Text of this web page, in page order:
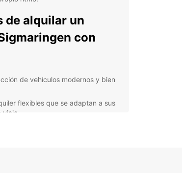
de alquilar un
con
de vehículos modernos y bien
flexibles que se adaptan a sus